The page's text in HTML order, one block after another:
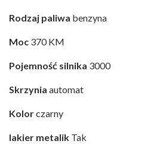
Rodzaj paliwa benzyna
Moc 370 KM
Pojemność silnika 3000
Skrzynia automat
Kolorczarny
lakier metalik Tak